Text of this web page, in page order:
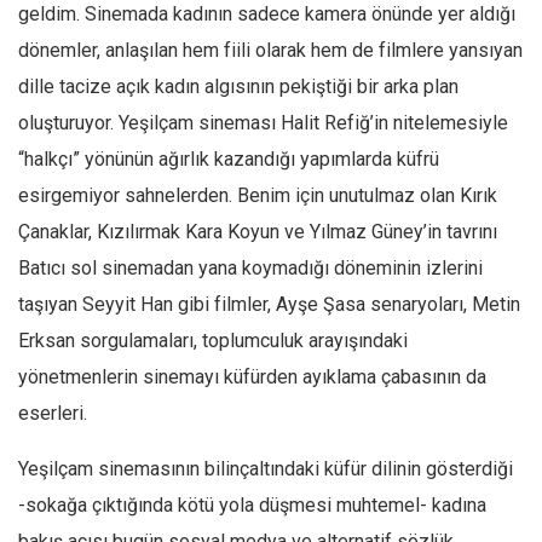
geldim. Sinemada kadının sadece kamera önünde yer aldığı
dönemler, anlaşılan hem fiili olarak hem de filmlere yansıyan
dille tacize açık kadın algısının pekiştiği bir arka plan
oluşturuyor. Yeşilçam sineması Halit Refiğ’in nitelemesiyle
“halkçı” yönünün ağırlık kazandığı yapımlarda küfrü
esirgemiyor sahnelerden. Benim için unutulmaz olan Kırık
Çanaklar, Kızılırmak Kara Koyun ve Yılmaz Güney’in tavrını
Batıcı sol sinemadan yana koymadığı döneminin izlerini
taşıyan Seyyit Han gibi filmler, Ayşe Şasa senaryoları, Metin
Erksan sorgulamaları, toplumculuk arayışındaki
yönetmenlerin sinemayı küfürden ayıklama çabasının da
eserleri.
Yeşilçam sinemasının bilinçaltındaki küfür dilinin gösterdiği
-sokağa çıktığında kötü yola düşmesi muhtemel- kadına